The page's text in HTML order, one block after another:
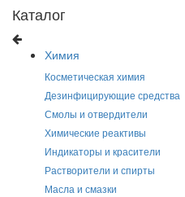
Каталог
Химия
Косметическая химия
Дезинфицирующие средства
Смолы и отвердители
Химические реактивы
Индикаторы и красители
Растворители и спирты
Масла и смазки